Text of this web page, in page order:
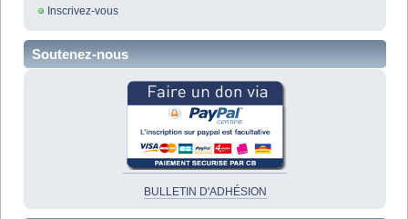
Inscrivez-vous
Soutenez-nous
BULLETIN D'ADHÉSION